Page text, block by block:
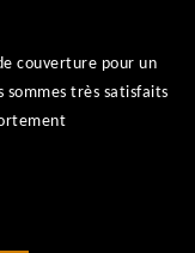
couverture pour un
sommes très satisfaits